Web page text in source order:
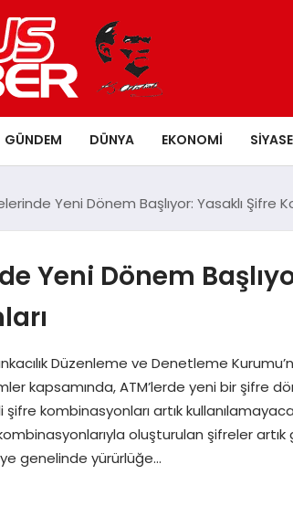
GÜNDEM DÜNYA EKONOMI
Yeni Dönem Başlıyor: Yasaklı Şifre
Yeni Dönem
Düzenleme ve Denetleme
kapsamında, ATM’lerde yeni bir şifre
kombinasyonları artık
oluşturulan şifreler
genelinde yürürlüğe…